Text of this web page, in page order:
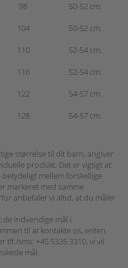
98
50-52 cm.
104
50-52 cm.
110
52-54 cm.
116
52-54 cm.
122
54-57 cm.
128 54-57 cm.
størrelse til dit barn, angiver
produkt. Det er vigtigt at
mellem forskellige
markeret med samme
anbefaler vi altid, at du måler
de indvendige mål i
til at kontakte os, enten
tlf./sms: +45 5335 3310, vi vil
mål.